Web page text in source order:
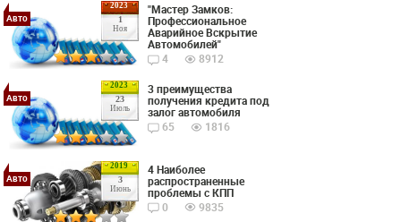
2023
1
Ноя
Авто
"Мастер Замков:
Профессиональное
Аварийное Вскрытие
Автомобилей"
4
8912
2023
23
Июль
Авто
3 преимущества
получения кредита под
залог автомобиля
65
1816
2019
3
Июнь
Авто
4 Наиболее
распространенные
проблемы с КПП
0
9835